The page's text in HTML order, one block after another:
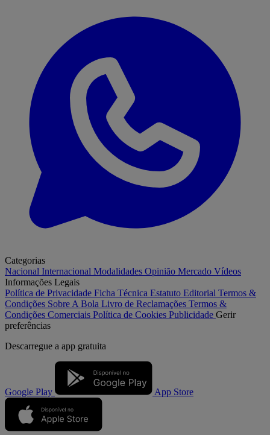
Categorias
Nacional Internacional Modalidades Opinião Mercado Vídeos
Informações Legais
Política de Privacidade Ficha Técnica Estatuto Editorial Termos &
Condições Sobre A Bola Livro de Reclamações Termos &
Condições Comerciais Política de Cookies Publicidade Gerir
preferências
Descarregue a app gratuita
Google Play App Store